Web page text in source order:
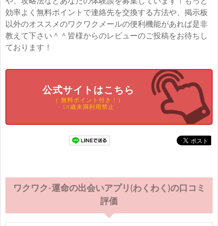
効率よく無料ポイントで連絡先を交換する方法や、掲示板
以外のオススメのワクワクメールの便利機能があれば是非
教えて下さい＾＾皆様からのレビューのご投稿をお待ちし
ております！
公式サイトはこちら
（ 無料ポイント付き！）
- 18歳未満利用禁止 -
ワクワク-運命の出会いアプリ(わくわく)の口コミ
評価